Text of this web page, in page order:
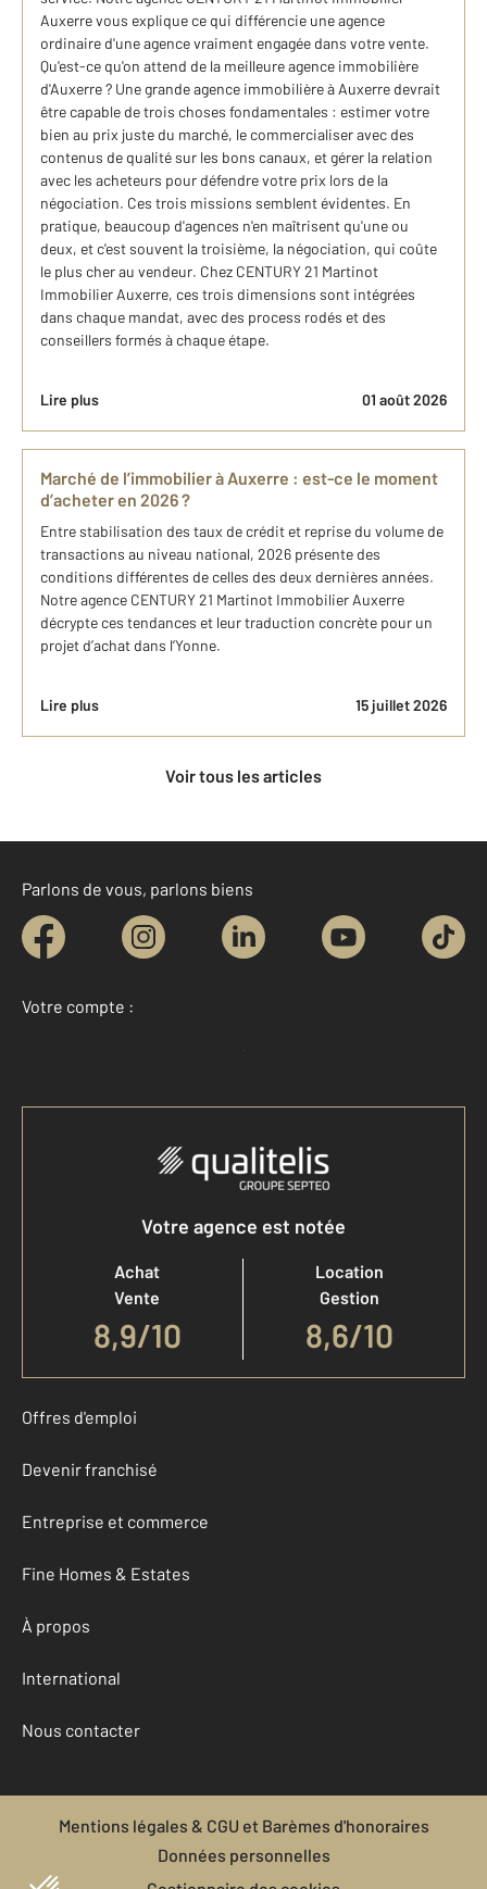
Auxerre vous explique ce qui différencie une agence
ordinaire d'une agence vraiment engagée dans votre vente.
Qu'est-ce qu'on attend de la meilleure agence immobilière
d'Auxerre ? Une grande agence immobilière à Auxerre devrait
être capable de trois choses fondamentales : estimer votre
bien au prix juste du marché, le commercialiser avec des
contenus de qualité sur les bons canaux, et gérer la relation
avec les acheteurs pour défendre votre prix lors de la
négociation. Ces trois missions semblent évidentes. En
pratique, beaucoup d'agences n'en maîtrisent qu'une ou
deux, et c'est souvent la troisième, la négociation, qui coûte
le plus cher au vendeur. Chez CENTURY 21 Martinot
Immobilier Auxerre, ces trois dimensions sont intégrées
dans chaque mandat, avec des process rodés et des
conseillers formés à chaque étape.
Lire plus 01 août 2026
Marché de l’immobilier à Auxerre : est-ce le moment
d’acheter en 2026 ?
Entre stabilisation des taux de crédit et reprise du volume de
transactions au niveau national, 2026 présente des
conditions différentes de celles des deux dernières années.
Notre agence CENTURY 21 Martinot Immobilier Auxerre
décrypte ces tendances et leur traduction concrète pour un
projet d’achat dans l’Yonne.
Lire plus 15 juillet 2026
Voir tous les articles
Parlons de vous, parlons biens
Votre compte :
Accéder à mon compte
Votre agence est notée
Achat
Vente
8,9/10
Location
Gestion
8,6/10
Offres d'emploi
Devenir franchisé
Entreprise et commerce
Fine Homes & Estates
À propos
International
Nous contacter
Mentions légales & CGU et Barèmes d'honoraires
Données personnelles